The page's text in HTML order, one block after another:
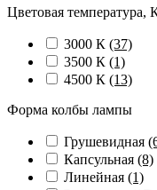
Цветовая температура,
3000 К (37)
3500 К (1)
4500 К (13)
Форма колбы лампы
Грушевидная
Капсульная (8)
Линейная (1)